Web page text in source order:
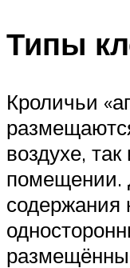
Типы
Кроличьи
воздухе,
помещении.
содержания